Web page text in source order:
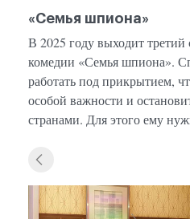
«Семья шпиона»
В 2025 году выходит третий
комедии «Семья шпиона».
работать под прикрытием,
особой важности и
странами. Для этого ему